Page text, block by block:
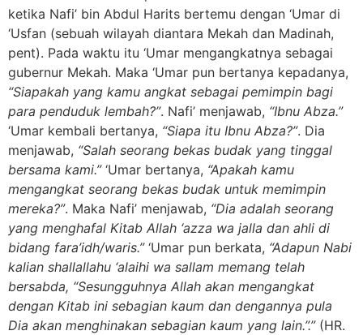
ketika Nafi’ bin Abdul Harits bertemu dengan ‘Umar di
‘Usfan (sebuah wilayah diantara Mekah dan Madinah,
pent). Pada waktu itu ‘Umar mengangkatnya sebagai
gubernur Mekah. Maka ‘Umar pun bertanya kepadanya,
“Siapakah yang kamu angkat sebagai pemimpin bagi
para penduduk lembah?”. Nafi’ menjawab, “Ibnu Abza.”
‘Umar kembali bertanya, “Siapa itu Ibnu Abza?”. Dia
menjawab, “Salah seorang bekas budak yang tinggal
bersama kami.”‘Umar bertanya, “Apakah kamu
mengangkat seorang bekas budak untuk memimpin
mereka?”. Maka Nafi’ menjawab, “Dia adalah seorang
yang menghafal Kitab Allah ‘azza wa jalla dan ahli di
bidang fara’idh/waris.”‘Umar pun berkata, “Adapun Nabi
kalian shallallahu ‘alaihi wa sallam memang telah
bersabda, “Sesungguhnya Allah akan mengangkat
dengan Kitab ini sebagian kaum dan dengannya pula
Dia akan menghinakan sebagian kaum yang lain.”.”(HR.